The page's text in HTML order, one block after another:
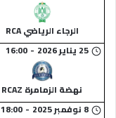
الرجاء الرياضي RCA
25 يناير 2026 -
16:00
نهضة الزمامرة RCAZ
8 نوفمبر 2025 -
18:00